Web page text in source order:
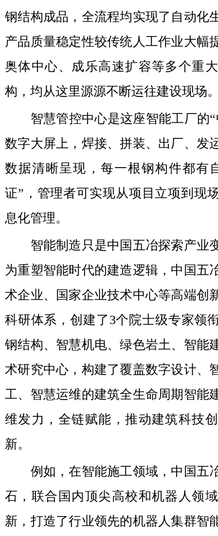
钢结构成品，全流程均实现了自动化
产品质量稳定性较传统人工作业大幅
奥体中心、成乐高速扩容等多个重
构，均从这里源源不断运往建设现场
智慧管控中心是这座智能工厂的“
数字大屏上，焊接、拼装、出厂、发
数据清晰呈现，每一根钢构件都有
证”，管理者可实现从项目立项到现
息化管理。
智能制造只是中国五冶探索产业
为重塑智能时代的建造逻辑，中国五
术企业、国家企业技术中心等高端创
科研体系，创建了3个院士级专家领
钢结构、智慧机电、绿色岩土、智能
术研究中心，构建了覆盖数字设计、
工、智慧运维的建筑全生命周期智能
维发力，全链赋能，推动建筑科技
新。
例如，在智能施工领域，中国五
石，联合国内顶尖高校和机器人领
新，打造了行业领先的机器人集群智